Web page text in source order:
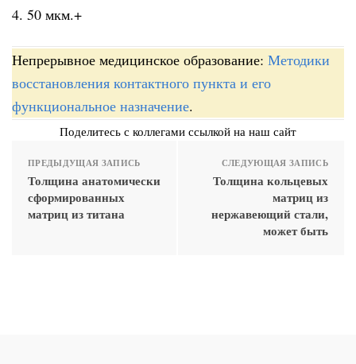
4. 50 мкм.+
Непрерывное медицинское образование: Методики
восстановления контактного пункта и его
функциональное назначение.
Поделитесь с коллегами ссылкой на наш сайт
ПРЕДЫДУЩАЯ ЗАПИСЬ
Толщина анатомически
сформированных
матриц из титана
СЛЕДУЮЩАЯ ЗАПИСЬ
Толщина кольцевых
матриц из
нержавеющий стали,
может быть